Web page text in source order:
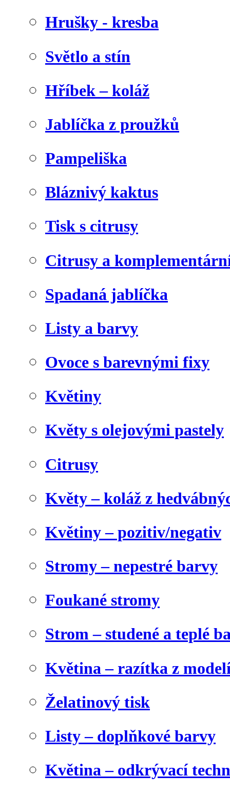
Hrušky - kresba
Světlo a stín
Hříbek – koláž
Jablíčka z proužků
Pampeliška
Bláznivý kaktus
Tisk s citrusy
Citrusy a
Spadaná jablíčka
Listy a barvy
Ovoce s barevnými fixy
Květiny
Květy s olejovými pastely
Citrusy
Květy – koláž z
Květiny – pozitiv/negativ
Stromy – nepestré barvy
Foukané stromy
Strom – studené a teplé
Květina – razítka z
Želatinový tisk
Listy – doplňkové barvy
Květina – odkrývací